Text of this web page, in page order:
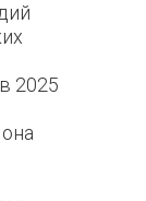
2025